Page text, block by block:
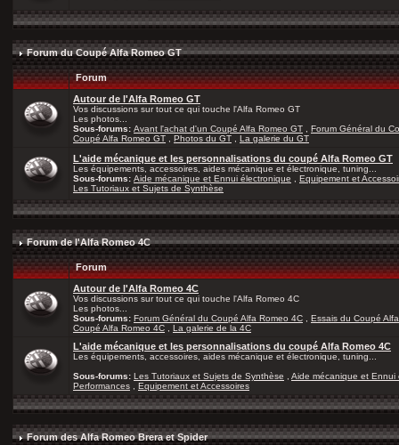
Forum du Coupé Alfa Romeo GT
Forum
Autour de l'Alfa Romeo GT
Vos discussions sur tout ce qui touche l'Alfa Romeo GT
Les photos...
Sous-forums: Avant l'achat d'un Coupé Alfa Romeo GT
Forum Général du
Coupé Alfa Romeo GT
Photos du GT La galerie du GT
L'aide mécanique et les personnalisations du coupé Alfa Romeo GT
Les équipements, accessoires, aides mécanique et électronique, tuning...
Sous-forums: Aide mécanique et Ennui électronique
Equipement et
Les Tutoriaux et Sujets de Synthèse
Forum de l'Alfa Romeo 4C
Forum
Autour de l'Alfa Romeo 4C
Vos discussions sur tout ce qui touche l'Alfa Romeo 4C
Les photos...
Sous-forums: Forum Général du Coupé Alfa Romeo 4C
Essais du Coupé
Coupé Alfa Romeo 4C
La galerie de la 4C
L'aide mécanique et les personnalisations du coupé Alfa Romeo 4C
Les équipements, accessoires, aides mécanique et électronique, tuning...
Sous-forums: Les Tutoriaux et Sujets de Synthèse
Aide mécanique et Ennui
Performances
Equipement et Accessoires
Forum des Alfa Romeo Brera et Spider